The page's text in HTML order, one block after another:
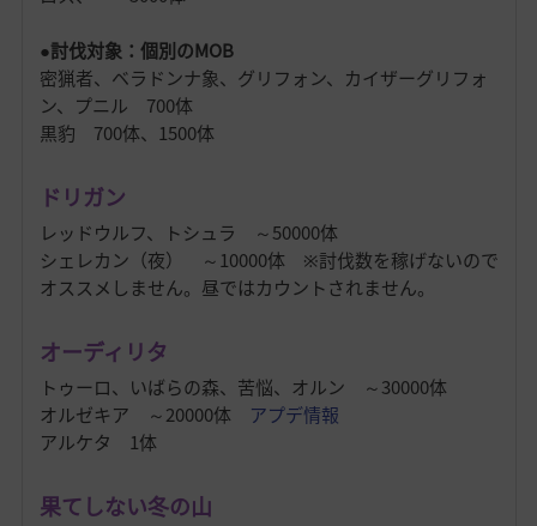
●討伐対象：個別のMOB
密猟者、ベラドンナ象、グリフォン、カイザーグリフォ
ン、プニル 700体
黒豹 700体、1500体
ドリガン
レッドウルフ、トシュラ ～50000体
シェレカン（夜） ～10000体 ※討伐数を稼げないので
オススメしません。昼ではカウントされません。
オーディリタ
トゥーロ、いばらの森、苦悩、オルン ～30000体
オルゼキア ～20000体
アプデ情報
アルケタ 1体
果てしない冬の山